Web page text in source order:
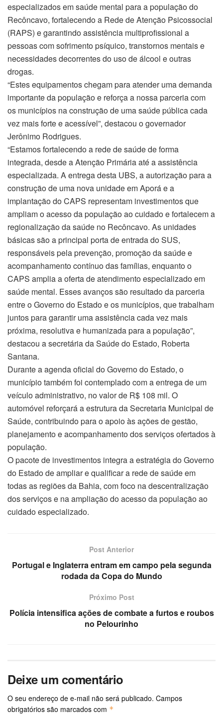
especializados em saúde mental para a população do
Recôncavo, fortalecendo a Rede de Atenção Psicossocial
(RAPS) e garantindo assistência multiprofissional a
pessoas com sofrimento psíquico, transtornos mentais e
necessidades decorrentes do uso de álcool e outras
drogas.
“Estes equipamentos chegam para atender uma demanda
importante da população e reforça a nossa parceria com
os municípios na construção de uma saúde pública cada
vez mais forte e acessível”, destacou o governador
Jerônimo Rodrigues.
“Estamos fortalecendo a rede de saúde de forma
integrada, desde a Atenção Primária até a assistência
especializada. A entrega desta UBS, a autorização para a
construção de uma nova unidade em Aporá e a
implantação do CAPS representam investimentos que
ampliam o acesso da população ao cuidado e fortalecem a
regionalização da saúde no Recôncavo. As unidades
básicas são a principal porta de entrada do SUS,
responsáveis pela prevenção, promoção da saúde e
acompanhamento contínuo das famílias, enquanto o
CAPS amplia a oferta de atendimento especializado em
saúde mental. Esses avanços são resultado da parceria
entre o Governo do Estado e os municípios, que trabalham
juntos para garantir uma assistência cada vez mais
próxima, resolutiva e humanizada para a população”,
destacou a secretária da Saúde do Estado, Roberta
Santana.
Durante a agenda oficial do Governo do Estado, o
município também foi contemplado com a entrega de um
veículo administrativo, no valor de R$ 108 mil. O
automóvel reforçará a estrutura da Secretaria Municipal de
Saúde, contribuindo para o apoio às ações de gestão,
planejamento e acompanhamento dos serviços ofertados à
população.
O pacote de investimentos integra a estratégia do Governo
do Estado de ampliar e qualificar a rede de saúde em
todas as regiões da Bahia, com foco na descentralização
dos serviços e na ampliação do acesso da população ao
cuidado especializado.
Post Anterior
Portugal e Inglaterra entram em campo pela segunda
rodada da Copa do Mundo
Próximo Post
Polícia intensifica ações de combate a furtos e roubos
no Pelourinho
Deixe um comentário
O seu endereço de e-mail não será publicado. Campos
obrigatórios são marcados com *